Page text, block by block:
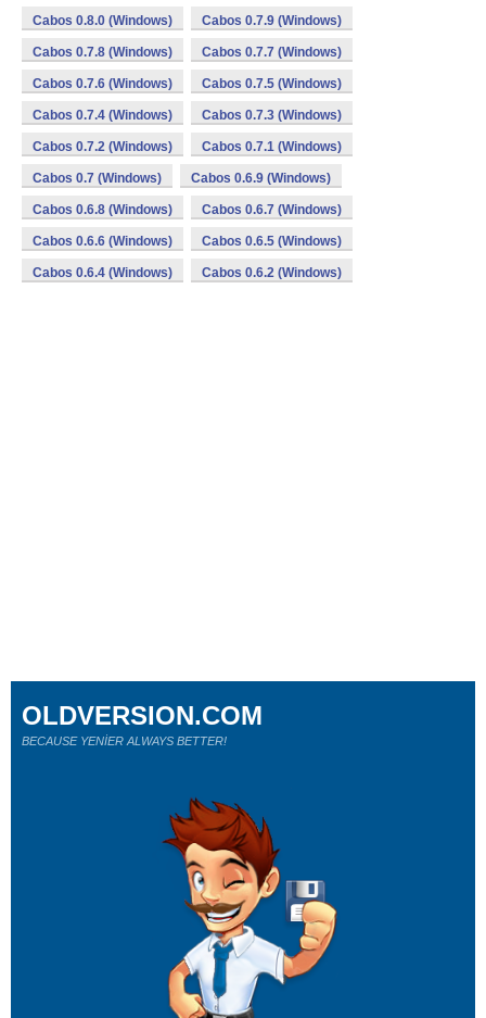
Cabos 0.8.0 (Windows) Cabos 0.7.9 (Windows)
Cabos 0.7.8 (Windows) Cabos 0.7.7 (Windows)
Cabos 0.7.6 (Windows) Cabos 0.7.5 (Windows)
Cabos 0.7.4 (Windows) Cabos 0.7.3 (Windows)
Cabos 0.7.2 (Windows) Cabos 0.7.1 (Windows)
Cabos 0.7 (Windows) Cabos 0.6.9 (Windows)
Cabos 0.6.8 (Windows) Cabos 0.6.7 (Windows)
Cabos 0.6.6 (Windows) Cabos 0.6.5 (Windows)
Cabos 0.6.4 (Windows) Cabos 0.6.2 (Windows)
OLDVERSION.COM
BECAUSE YENİER ALWAYS BETTER!